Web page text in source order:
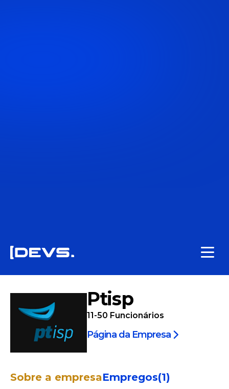
Ptisp
11-50 Funcionários
Página da Empresa
Sobre a empresaEmpregos(1)